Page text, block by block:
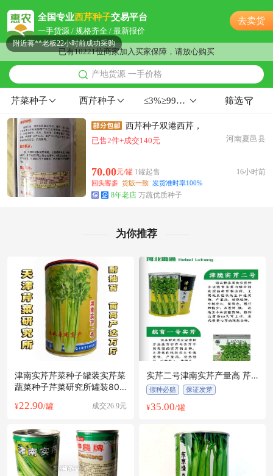
全国专业西芹种子交易平台
一手货源 / 规格齐全 / 最新报价
去卖货
已有10221位商家加入买家保障，请放心购买
产地货源 一手价格
附近阳**老板20小时前成功采购
常州市秦**老板26分钟前询价供应商
附近蒋**老板22小时前成功采购
附近沈**老板20分钟前询价供应商
附近蔡**老板8小时前询价供应商
附近柳**老板18小时前看了商品
常州市罗**老板23小时前成功采购
附近秦**老板23小时前看了商品
常州市冯**老板58分钟前看了商品
附近汪**老板9小时前看了商品
常州市张**老板18小时前获取了报价
常州市赵**老板55分钟前询价供应商
附近齐**老板18分钟前看了商品
常州市郭**老板4小时前询价供应商
附近古**老板6小时前看了商品
附近孟**老板14分钟前成功采购
常州市蒋**老板12小时前看了商品
附近李**老板48分钟前成功采购
附近蔡**老板2小时前成功采购
常州市周**老板20小时前看了商品
附近韩**老板2小时前询价供应商
芹菜种子 西芹种子 ≤3%≥99%预包装 筛选
西芹种子双港西芹，
已售2件+成交140元
河南夏邑县
70.00元/罐 1罐起售 16小时前
回头客多 货版一致 发货准时率100%
8年老店 万蔬优质种子
为你推荐
津南实芹芹菜种子罐装实芹菜
蔬菜种子芹菜研究所罐装80
¥22.90/罐 成交26.9元
实芹二号津南实芹产量高 芹
菜种子芹菜味道好 净含量80
假种必赔 保证发芽
¥35.00/罐